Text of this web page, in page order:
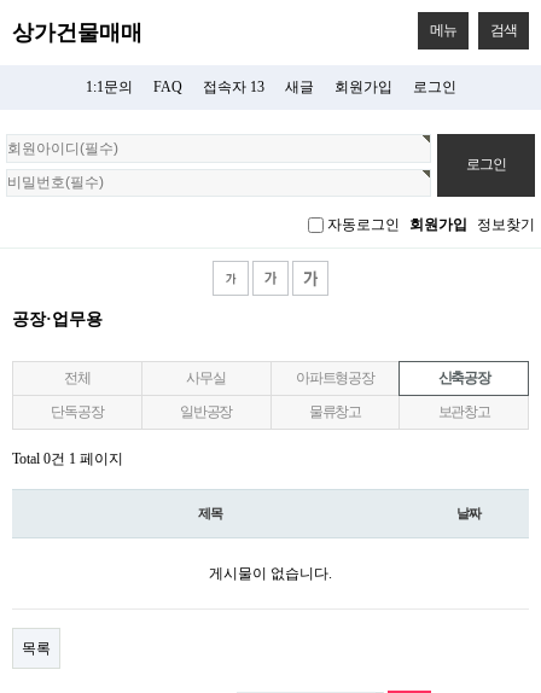
상가건물매매 메뉴 검색
1:1문의 FAQ 접속자 13 새글 회원가입 로그인
회
원
로
자동로그인 회원가입 정보찾기
공장·업무용
전체 사무실 아파트형공장
신축공장
단독공장
일반공장 물류창고 보관창고
Total 0건 1 페이지
제목 날짜
게시물이 없습니다.
목록